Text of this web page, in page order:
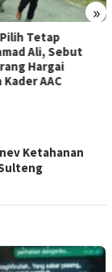
»
Tetap
Ali, Sebut
Hargai
AAC
Ketahanan